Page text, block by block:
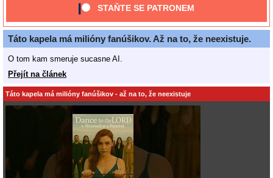
STAŇTE SE PATRONEM
Táto kapela má milióny fanúšikov. Až na to, že neexistuje.
O tom kam smeruje sucasne AI.
Přejít na článek
Táto kapela má milióny fanúšikov - až na to, že neexistuje